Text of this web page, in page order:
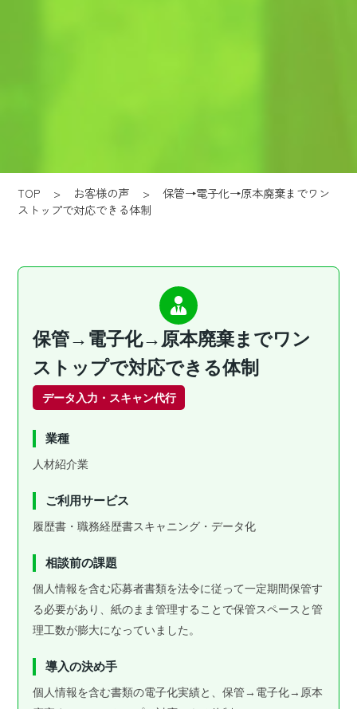
TOP > お客様の声 >
保管→電子化→原本廃棄までワン
ストップで対応できる体制
保管→電子化→原本廃棄までワン
ストップで対応できる体制
データ入力・スキャン代行
業種
人材紹介業
ご利用サービス
履歴書・職務経歴書スキャニング・データ化
相談前の課題
個人情報を含む応募者書類を法令に従って一定期間保管す
る必要があり、紙のまま管理することで保管スペースと管
理工数が膨大になっていました。
導入の決め手
個人情報を含む書類の電子化実績と、保管→電子化→原本